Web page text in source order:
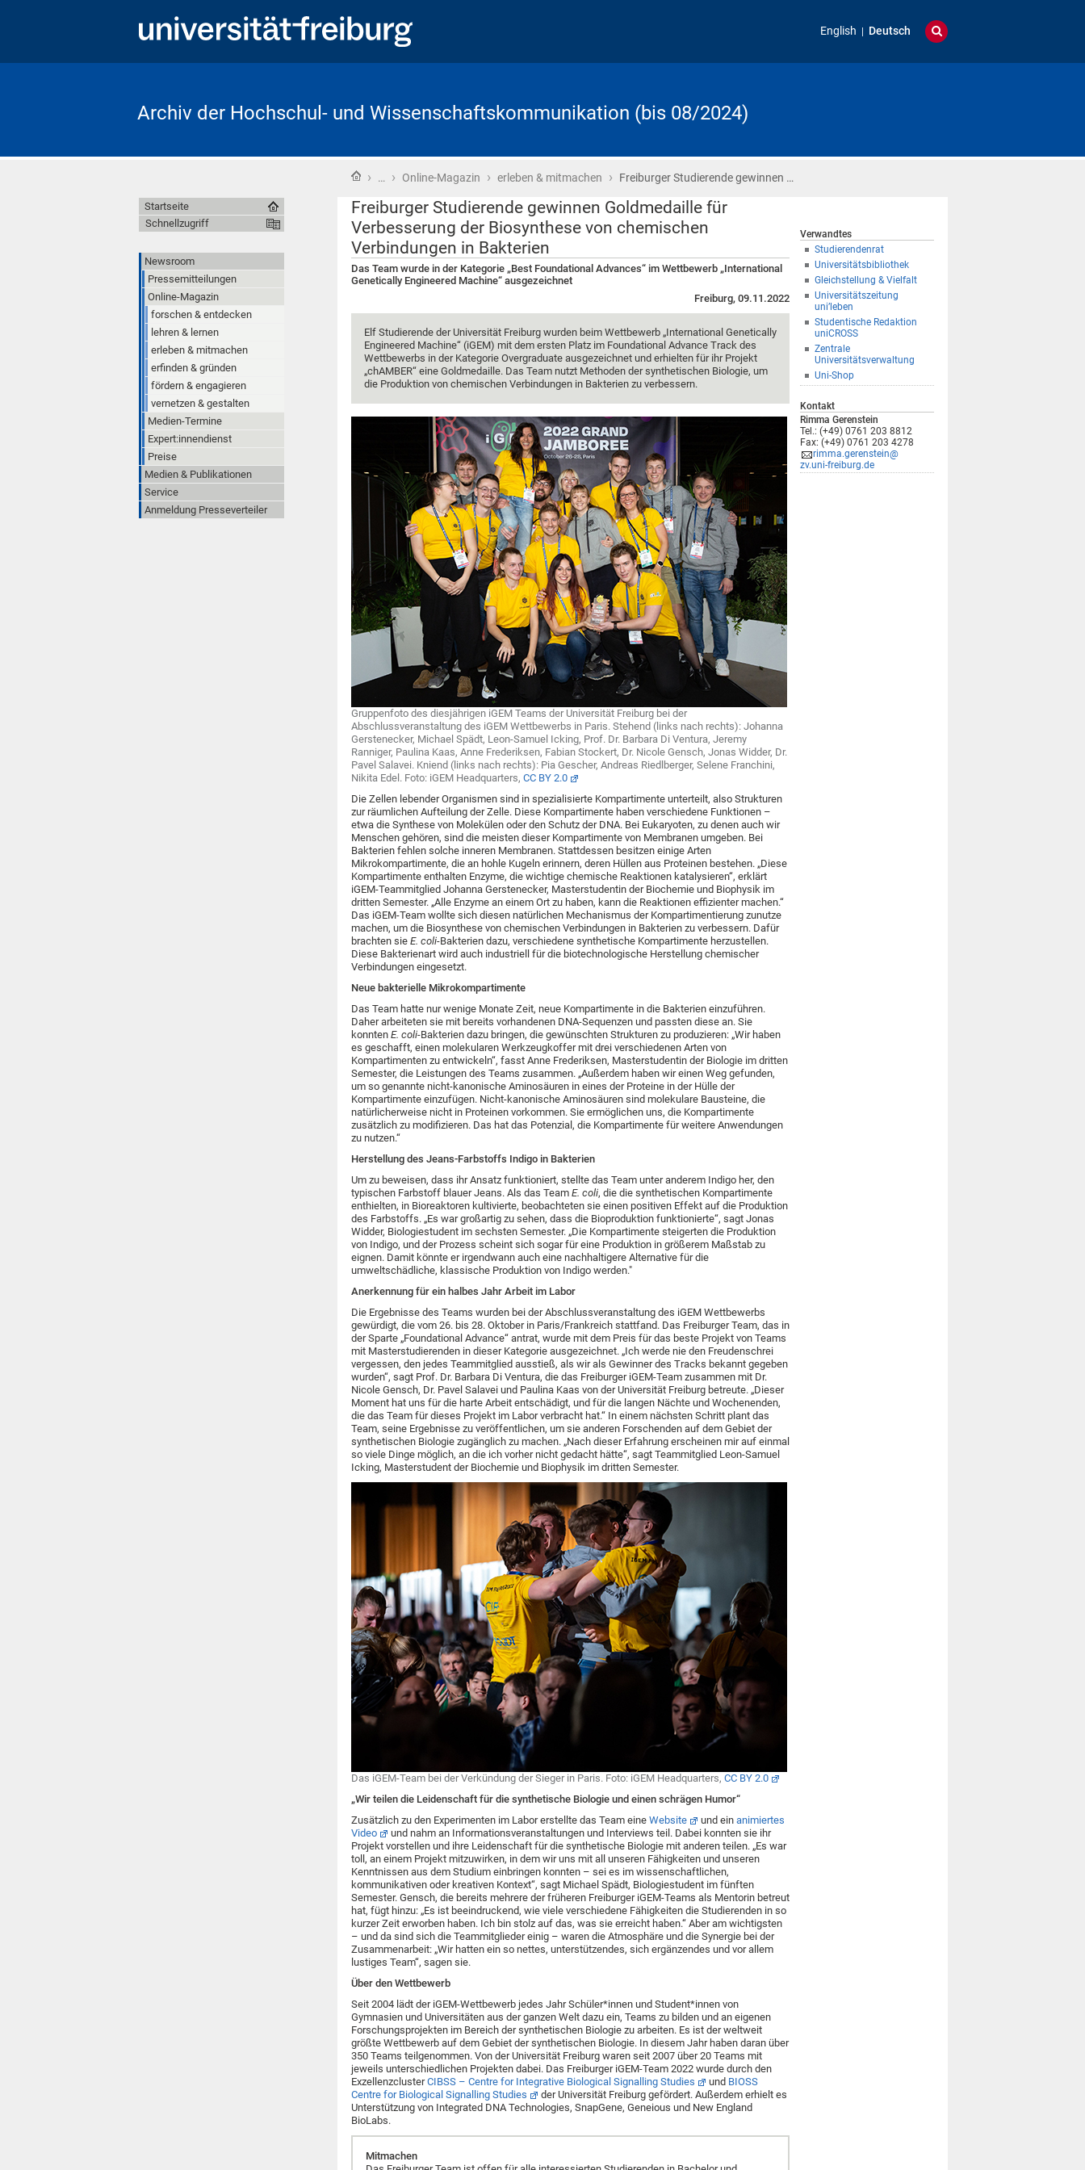
English Deutsch
Archiv der Hochschul- und Wissenschaftskommunikation (bis 08/2024)
Startseite
› … › Online-Magazin › erleben & mitmachen › Freiburger Studierende gewinnen …
Freiburger Studierende gewinnen Goldmedaille für
Verbesserung der Biosynthese von chemischen
Verbindungen in Bakterien
Das Team wurde in der Kategorie „Best Foundational Advances“ im Wettbewerb „International
Genetically Engineered Machine“ ausgezeichnet
Freiburg, 09.11.2022
Elf Studierende der Universität Freiburg wurden beim Wettbewerb „International Genetically
Engineered Machine“ (iGEM) mit dem ersten Platz im Foundational Advance Track des
Wettbewerbs in der Kategorie Overgraduate ausgezeichnet und erhielten für ihr Projekt
„chAMBER“ eine Goldmedaille. Das Team nutzt Methoden der synthetischen Biologie, um
die Produktion von chemischen Verbindungen in Bakterien zu verbessern.
Gruppenfoto des diesjährigen iGEM Teams der Universität Freiburg bei der
Abschlussveranstaltung des iGEM Wettbewerbs in Paris. Stehend (links nach rechts): Johanna
Gerstenecker, Michael Spädt, Leon-Samuel Icking, Prof. Dr. Barbara Di Ventura, Jeremy
Ranniger, Paulina Kaas, Anne Frederiksen, Fabian Stockert, Dr. Nicole Gensch, Jonas Widder, Dr.
Pavel Salavei. Kniend (links nach rechts): Pia Gescher, Andreas Riedlberger, Selene Franchini,
Nikita Edel. Foto: iGEM Headquarters, CC BY 2.0
Die Zellen lebender Organismen sind in spezialisierte Kompartimente unterteilt, also Strukturen
zur räumlichen Aufteilung der Zelle. Diese Kompartimente haben verschiedene Funktionen –
etwa die Synthese von Molekülen oder den Schutz der DNA. Bei Eukaryoten, zu denen auch wir
Menschen gehören, sind die meisten dieser Kompartimente von Membranen umgeben. Bei
Bakterien fehlen solche inneren Membranen. Stattdessen besitzen einige Arten
Mikrokompartimente, die an hohle Kugeln erinnern, deren Hüllen aus Proteinen bestehen. „Diese
Kompartimente enthalten Enzyme, die wichtige chemische Reaktionen katalysieren“, erklärt
iGEM-Teammitglied Johanna Gerstenecker, Masterstudentin der Biochemie und Biophysik im
dritten Semester. „Alle Enzyme an einem Ort zu haben, kann die Reaktionen effizienter machen.“
Das iGEM-Team wollte sich diesen natürlichen Mechanismus der Kompartimentierung zunutze
machen, um die Biosynthese von chemischen Verbindungen in Bakterien zu verbessern. Dafür
brachten sie E. coli-Bakterien dazu, verschiedene synthetische Kompartimente herzustellen.
Diese Bakterienart wird auch industriell für die biotechnologische Herstellung chemischer
Verbindungen eingesetzt.
Neue bakterielle Mikrokompartimente
Das Team hatte nur wenige Monate Zeit, neue Kompartimente in die Bakterien einzuführen.
Daher arbeiteten sie mit bereits vorhandenen DNA-Sequenzen und passten diese an. Sie
konnten E. coli-Bakterien dazu bringen, die gewünschten Strukturen zu produzieren: „Wir haben
es geschafft, einen molekularen Werkzeugkoffer mit drei verschiedenen Arten von
Kompartimenten zu entwickeln“, fasst Anne Frederiksen, Masterstudentin der Biologie im dritten
Semester, die Leistungen des Teams zusammen. „Außerdem haben wir einen Weg gefunden,
um so genannte nicht-kanonische Aminosäuren in eines der Proteine in der Hülle der
Kompartimente einzufügen. Nicht-kanonische Aminosäuren sind molekulare Bausteine, die
natürlicherweise nicht in Proteinen vorkommen. Sie ermöglichen uns, die Kompartimente
zusätzlich zu modifizieren. Das hat das Potenzial, die Kompartimente für weitere Anwendungen
zu nutzen.“
Herstellung des Jeans-Farbstoffs Indigo in Bakterien
Um zu beweisen, dass ihr Ansatz funktioniert, stellte das Team unter anderem Indigo her, den
typischen Farbstoff blauer Jeans. Als das Team E. coli, die die synthetischen Kompartimente
enthielten, in Bioreaktoren kultivierte, beobachteten sie einen positiven Effekt auf die Produktion
des Farbstoffs. „Es war großartig zu sehen, dass die Bioproduktion funktionierte“, sagt Jonas
Widder, Biologiestudent im sechsten Semester. „Die Kompartimente steigerten die Produktion
von Indigo, und der Prozess scheint sich sogar für eine Produktion in größerem Maßstab zu
eignen. Damit könnte er irgendwann auch eine nachhaltigere Alternative für die
umweltschädliche, klassische Produktion von Indigo werden."
Anerkennung für ein halbes Jahr Arbeit im Labor
Die Ergebnisse des Teams wurden bei der Abschlussveranstaltung des iGEM Wettbewerbs
gewürdigt, die vom 26. bis 28. Oktober in Paris/Frankreich stattfand. Das Freiburger Team, das in
der Sparte „Foundational Advance“ antrat, wurde mit dem Preis für das beste Projekt von Teams
mit Masterstudierenden in dieser Kategorie ausgezeichnet. „Ich werde nie den Freudenschrei
vergessen, den jedes Teammitglied ausstieß, als wir als Gewinner des Tracks bekannt gegeben
wurden“, sagt Prof. Dr. Barbara Di Ventura, die das Freiburger iGEM-Team zusammen mit Dr.
Nicole Gensch, Dr. Pavel Salavei und Paulina Kaas von der Universität Freiburg betreute. „Dieser
Moment hat uns für die harte Arbeit entschädigt, und für die langen Nächte und Wochenenden,
die das Team für dieses Projekt im Labor verbracht hat.“ In einem nächsten Schritt plant das
Team, seine Ergebnisse zu veröffentlichen, um sie anderen Forschenden auf dem Gebiet der
synthetischen Biologie zugänglich zu machen. „Nach dieser Erfahrung erscheinen mir auf einmal
so viele Dinge möglich, an die ich vorher nicht gedacht hätte“, sagt Teammitglied Leon-Samuel
Icking, Masterstudent der Biochemie und Biophysik im dritten Semester.
Das iGEM-Team bei der Verkündung der Sieger in Paris. Foto: iGEM Headquarters, CC BY 2.0
„Wir teilen die Leidenschaft für die synthetische Biologie und einen schrägen Humor“
Zusätzlich zu den Experimenten im Labor erstellte das Team eine Website und ein animiertes
Video
und nahm an Informationsveranstaltungen und Interviews teil. Dabei konnten sie ihr
Projekt vorstellen und ihre Leidenschaft für die synthetische Biologie mit anderen teilen. „Es war
toll, an einem Projekt mitzuwirken, in dem wir uns mit all unseren Fähigkeiten und unseren
Kenntnissen aus dem Studium einbringen konnten – sei es im wissenschaftlichen,
kommunikativen oder kreativen Kontext“, sagt Michael Spädt, Biologiestudent im fünften
Semester. Gensch, die bereits mehrere der früheren Freiburger iGEM-Teams als Mentorin betreut
hat, fügt hinzu: „Es ist beeindruckend, wie viele verschiedene Fähigkeiten die Studierenden in so
kurzer Zeit erworben haben. Ich bin stolz auf das, was sie erreicht haben.“ Aber am wichtigsten
– und da sind sich die Teammitglieder einig – waren die Atmosphäre und die Synergie bei der
Zusammenarbeit: „Wir hatten ein so nettes, unterstützendes, sich ergänzendes und vor allem
lustiges Team“, sagen sie.
Über den Wettbewerb
Seit 2004 lädt der iGEM-Wettbewerb jedes Jahr Schüler*innen und Student*innen von
Gymnasien und Universitäten aus der ganzen Welt dazu ein, Teams zu bilden und an eigenen
Forschungsprojekten im Bereich der synthetischen Biologie zu arbeiten. Es ist der weltweit
größte Wettbewerb auf dem Gebiet der synthetischen Biologie. In diesem Jahr haben daran über
350 Teams teilgenommen. Von der Universität Freiburg waren seit 2007 über 20 Teams mit
jeweils unterschiedlichen Projekten dabei. Das Freiburger iGEM-Team 2022 wurde durch den
ExzellenzclusterCIBSS – Centre for Integrative Biological Signalling Studies und BIOSS
Centre for Biological Signalling Studies
der Universität Freiburg gefördert. Außerdem erhielt es
Unterstützung von Integrated DNA Technologies, SnapGene, Geneious und New England
BioLabs.
Mitmachen
Verwandtes
Studierendenrat
Universitätsbibliothek
Gleichstellung & Vielfalt
Universitätszeitung
uni’leben
Studentische Redaktion
uniCROSS
Zentrale
Universitätsverwaltung
Uni-Shop
Kontakt
Rimma Gerenstein
Tel.: (+49) 0761 203 8812
Fax: (+49) 0761 203 4278
rimma.gerenstein@
zv.uni-freiburg.de
Startseite
Schnellzugriff
Newsroom
Pressemitteilungen
Online-Magazin
forschen & entdecken
lehren & lernen
erleben & mitmachen
erfinden & gründen
fördern & engagieren
vernetzen & gestalten
Medien-Termine
Expert:innendienst
Preise
Medien & Publikationen
Service
Anmeldung Presseverteiler